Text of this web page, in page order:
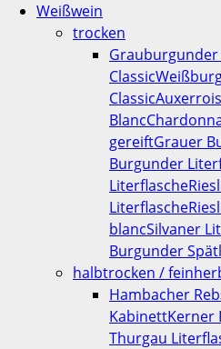
Weißwein
trocken
Grauburgunder
Classic
ClassicAuxerrois
Blanc
gereiftGrauer
Burgunder
Literflasche
Literflasche
blancSilvaner
Burgunder
halbtrocken /
Hambacher
KabinettKerner
Thurgau